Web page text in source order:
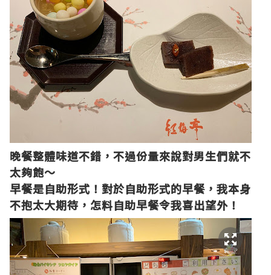
晚餐整體味道不錯，不過份量來說對男生們就不
太夠飽～
早餐是自助形式！對於自助形式的早餐，我本身
不抱太大期待，怎料自助早餐令我喜出望外！